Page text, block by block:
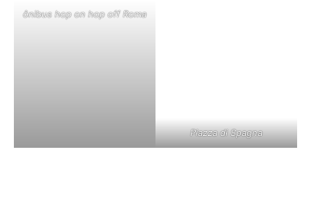
ônibus hop on hop off Roma
Piazza di Spagna